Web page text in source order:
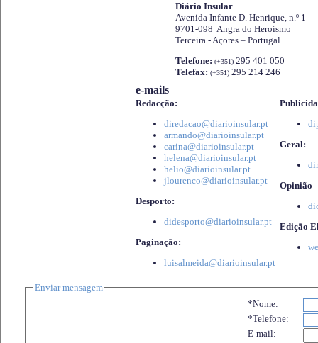
Diário Insular
Avenida Infante D. Henrique, n.º 1
9701-098 Angra do Heroísmo
Terceira - Açores – Portugal.
Telefone: (+351) 295 401 050
Telefax: (+351) 295 214 246
e-mails
Redacção:
diredacao@diarioinsular.pt
armando@diarioinsular.pt
carina@diarioinsular.pt
helena@diarioinsular.pt
helio@diarioinsular.pt
jlourenco@diarioinsular.pt
Desporto:
didesporto@diarioinsular.pt
Paginação:
luisalmeida@diarioinsular.pt
Geral:
Opinião
Edição
Enviar mensagem
*Nome:
*Telefone:
E-mail: